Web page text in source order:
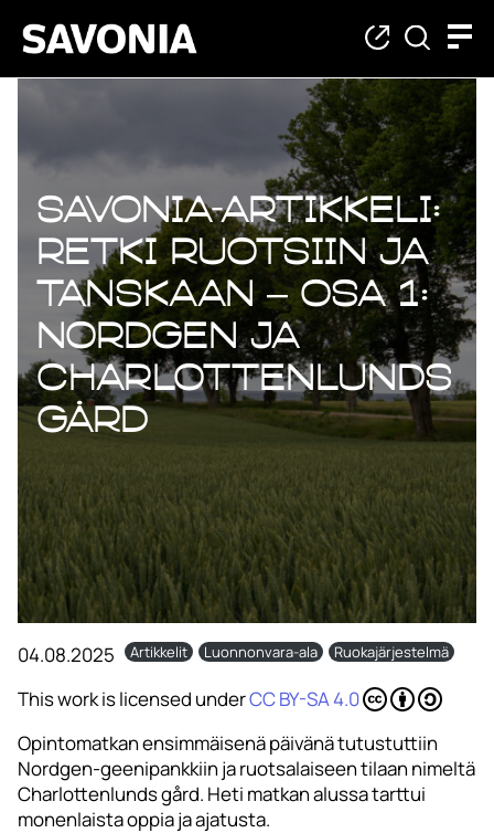
Savonia-artikkeli:
Retki Ruotsiin ja
Tanskaan – osa 1:
Nordgen ja
Charlottenlunds
gård
04.08.2025 Artikkelit Luonnonvara-ala Ruokajärjestelmä
This work is licensed underCC BY-SA 4.0
Opintomatkan ensimmäisenä päivänä tutustuttiin
Nordgen-geenipankkiin ja ruotsalaiseen tilaan nimeltä
Charlottenlunds gård. Heti matkan alussa tarttui
monenlaista oppia ja ajatusta.